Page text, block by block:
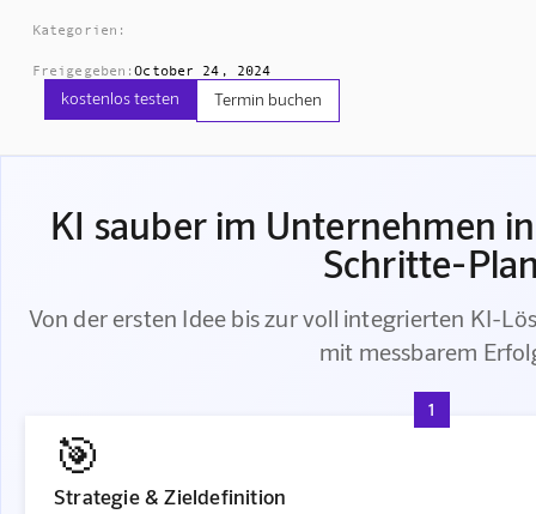
Kategorien:
Freigegeben:October 24, 2024
kostenlos testen Termin buchen
KI sauber im Unternehmen
Schritte-
Von der ersten Idee bis zur voll integrierten KI-
mit messbarem
1
🎯
Strategie & Zieldefinition